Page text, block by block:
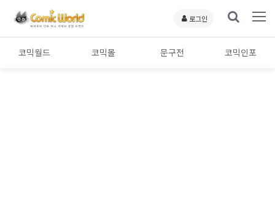
로그인
코믹월드 코믹몰 문구전 코믹인포